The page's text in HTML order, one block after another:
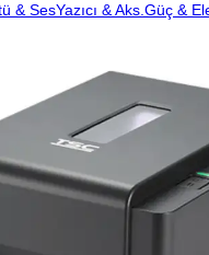
& SesYazıcı & Aks.Güç &